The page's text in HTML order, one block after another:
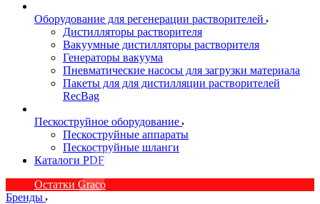
Оборудование для регенерации растворителей
Дистилляторы растворителя
Вакуумные дистилляторы растворителя
Генераторы вакуума
Пневматические насосы для загрузки материала
Пакеты для для дистилляции растворителей
RecBag
Пескоструйное оборудование
Пескоструйные аппараты
Пескоструйные шланги
Каталоги PDF
Остатки Graco
Бренды